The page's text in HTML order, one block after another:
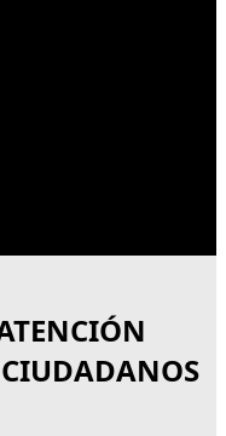
CIUDADANOS